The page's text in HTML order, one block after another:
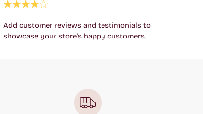
Add customer reviews and testimonials to
showcase your store's happy customers.